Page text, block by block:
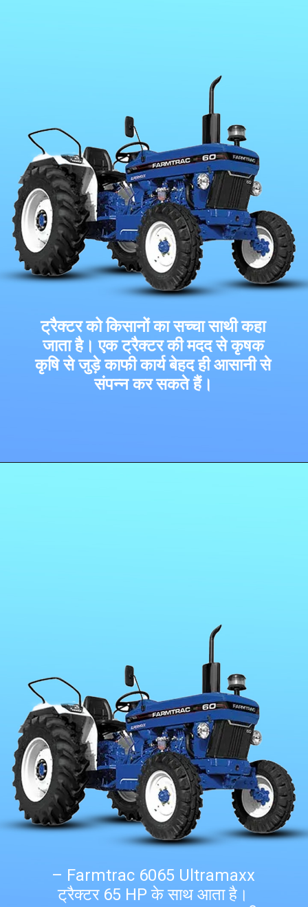
ट्रैक्टर को किसानों का सच्चा साथी कहा
जाता है। एक ट्रैक्टर की मदद से कृषक
कृषि से जुड़े काफी कार्य बेहद ही आसानी से
संपन्न कर सकते हैं।
– Farmtrac 6065 Ultramaxx
ट्रैक्टर 65 HP के साथ आता है।